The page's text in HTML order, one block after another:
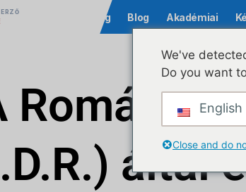
Közösség Blog Akadémiai
Románia
által
We've
Do you want
English
Close and do